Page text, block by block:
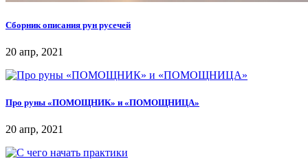
Сборник описания рун русечей
20 апр, 2021
Про руны «ПОМОЩНИК» и «ПОМОЩНИЦА»
20 апр, 2021